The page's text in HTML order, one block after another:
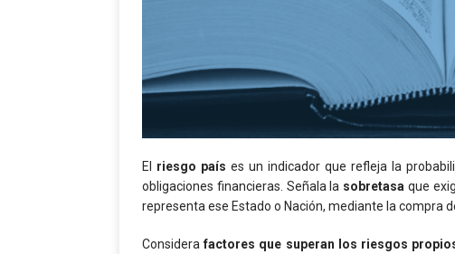
El riesgo país es un indicador que refleja la
obligaciones financieras. Señala la sobretasa que
representa ese Estado o Nación, mediante la compra
Considerafactores que superan los riesgos